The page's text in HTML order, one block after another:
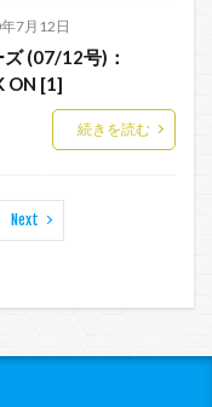
7月12日
ズ (07/12号)：
ON [1]
続きを読む
Next